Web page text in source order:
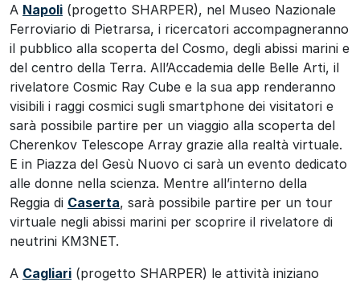
A Napoli (progetto SHARPER), nel Museo Nazionale
Ferroviario di Pietrarsa, i ricercatori accompagneranno
il pubblico alla scoperta del Cosmo, degli abissi marini e
del centro della Terra. All’Accademia delle Belle Arti, il
rivelatore Cosmic Ray Cube e la sua app renderanno
visibili i raggi cosmici sugli smartphone dei visitatori e
sarà possibile partire per un viaggio alla scoperta del
Cherenkov Telescope Array grazie alla realtà virtuale.
E in Piazza del Gesù Nuovo ci sarà un evento dedicato
alle donne nella scienza. Mentre all’interno della
Reggia di Caserta, sarà possibile partire per un tour
virtuale negli abissi marini per scoprire il rivelatore di
neutrini KM3NET.
A Cagliari (progetto SHARPER) le attività iniziano